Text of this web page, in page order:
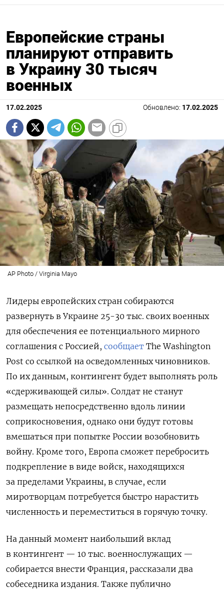
Европейские страны
планируют отправить
в Украину 30 тысяч
военных
17.02.2025 Обновлено: 17.02.2025
AP Photo / Virginia Mayo
Лидеры европейских стран собираются
развернуть в Украине 25-30 тыс. своих военных
для обеспечения ее потенциального мирного
соглашения с Россией, сообщает The Washington
Post со ссылкой на осведомленных чиновников.
По их данным, контингент будет выполнять роль
«сдерживающей силы». Солдат не станут
размещать непосредственно вдоль линии
соприкосновения, однако они будут готовы
вмешаться при попытке России возобновить
войну. Кроме того, Европа сможет перебросить
подкрепление в виде войск, находящихся
за пределами Украины, в случае, если
миротворцам потребуется быстро нарастить
численность и переместиться в горячую точку.
На данный момент наибольший вклад
в контингент — 10 тыс. военнослужащих —
собирается внести Франция, рассказали два
собеседника издания. Также публично